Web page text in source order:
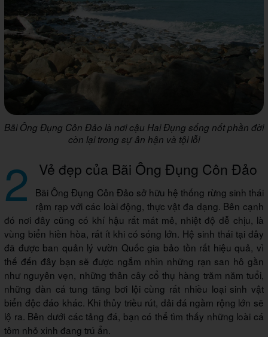
Bãi Ông Đụng Côn Đảo là nơi cậu Hai Đụng sống nốt phần đời
còn lại trong sự ân hận và tội lỗi
2 Vẻ đẹp của Bãi Ông Đụng Côn Đảo
Bãi Ông Đụng Côn Đảo sở hữu hệ thống rừng sinh thái
rậm rạp với các loài động, thực vật đa dạng. Bên cạnh
đó nơi đây cũng có khí hậu rất mát mẻ, nhiệt độ dễ chịu, là
vùng biển hiền hòa, rất ít khi có sóng lớn. Hệ sinh thái tại đây
đã được ban quản lý vườn Quốc gia bảo tồn rất hiệu quả, vì
thế đến đây bạn sẽ được ngắm nhìn những rạn san hô gần
như nguyên vẹn, những thân cây cổ thụ hàng trăm năm tuổi,
những đàn cá tung tăng bơi lội cùng rất nhiều loại sinh vật
biển độc đáo khác. Khi thủy triều rút, dải đá ngầm rộng lớn sẽ
lộ ra. Bên dưới các tảng đá, bạn có thể tìm thấy những loài cá
tôm nhỏ xinh đang trú ẩn.